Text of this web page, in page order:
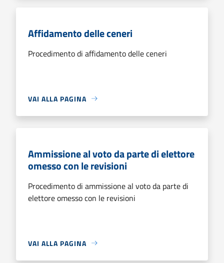
Affidamento delle ceneri
Procedimento di affidamento delle ceneri
VAI ALLA PAGINA
Ammissione al voto da parte di elettore
omesso con le revisioni
Procedimento di ammissione al voto da parte di
elettore omesso con le revisioni
VAI ALLA PAGINA